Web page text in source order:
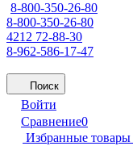
8-800-350-26-80
8-800-350-26-80
4212 72-88-30
8-962-586-17-47
Поиск
Войти
Сравнение0
Избранные товары